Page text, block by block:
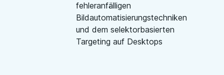
fehleranfälligen
Bildautomatisierungstechniken
und dem selektorbasierten
Targeting auf Desktops